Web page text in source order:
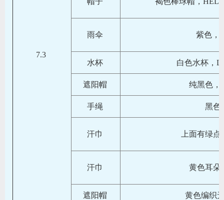
7.3
雨伞 紫色，
水杯 白色水杯，
遮阳帽 纯黑色，
手绳 黑色
汗巾 上面有绿
汗巾 黄色耳朵
遮阳帽 黄色编织